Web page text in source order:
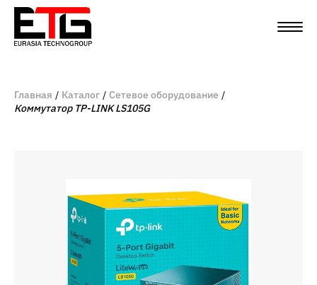
Главная Каталог
Сетевое оборудование
Коммутатор TP-LINK LS105G